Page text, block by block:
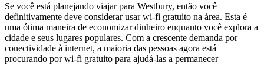
Se você está planejando viajar para Westbury, então você
definitivamente deve considerar usar wi-fi gratuito na área. Esta é
uma ótima maneira de economizar dinheiro enquanto você explora a
cidade e seus lugares populares. Com a crescente demanda por
conectividade à internet, a maioria das pessoas agora está
procurando por wi-fi gratuito para ajudá-las a permanecer